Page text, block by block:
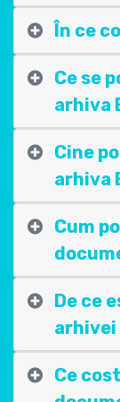
În ce
Ce se
arhiva
Cine
arhiva
Cum
De ce
arhivei
Ce